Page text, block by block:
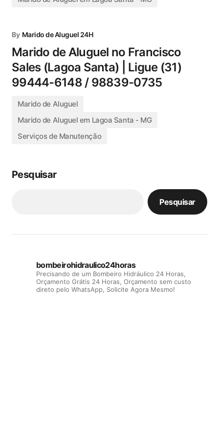
By Marido de Aluguel 24H
Marido de Aluguel no Francisco
Sales (Lagoa Santa) | Ligue (31)
99444-6148 / 98839-0735
Marido de Aluguel
Marido de Aluguel em Lagoa Santa - MG
Serviços de Manutenção
Pesquisar
Pesquisar
bombeirohidraulico24horas
Precisando de um Bombeiro Hidráulico 24 Horas,
Orçamento Grátis 24 Horas, Orçamento sem custo
direto pelo WhatsApp, Solicite Agora Mesmo!